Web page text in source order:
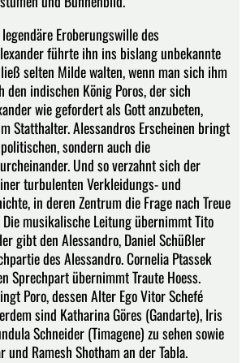
Eroberungswille des
führte ihn ins bislang unbekannte
selten Milde walten, wenn man sich ihm
den indischen König Poros, der sich
wie gefordert als Gott anzubeten,
Statthalter. Alessandros Erscheinen bringt
sondern auch die
Und so verzahnt sich der
turbulenten Verkleidungs- und
in deren Zentrum die Frage nach Treue
musikalische Leitung übernimmt Tito
gibt den Alessandro, Daniel Schüßler
des Alessandro. Cornelia Ptassek
Sprechpart übernimmt Traute Hoess.
Poro, dessen Alter Ego Vitor Schefé
sind Katharina Göres (Gandarte), Iris
Schneider (Timagene) zu sehen sowie
und Ramesh Shotham an der Tabla.